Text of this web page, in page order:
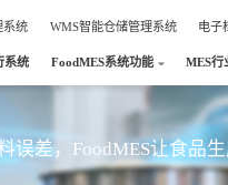
系统 WMS智能仓储管理系统 电子
系统 FoodMES系统功能 MES行
误差，FoodMES让食品